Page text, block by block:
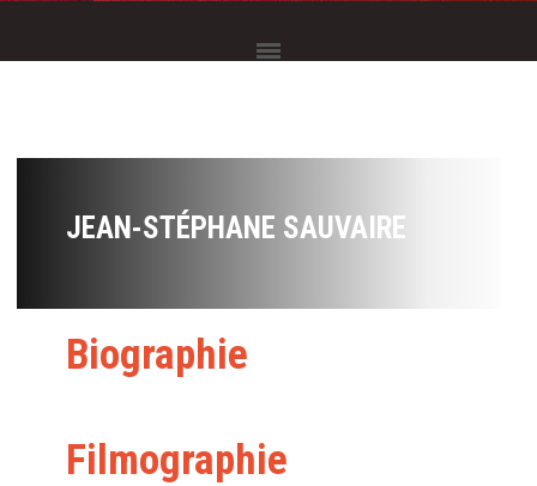
JEAN-STÉPHANE SAUVAIRE
Biographie
Filmographie